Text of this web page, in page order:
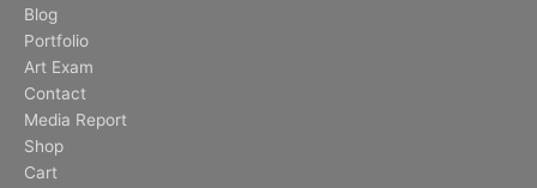
Blog
Portfolio
Art Exam
Contact
Media Report
Shop
Cart